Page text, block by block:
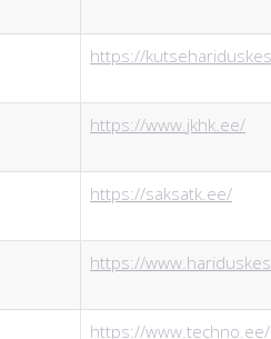
https://
https://www.jkhk.ee/
https://saksatk.ee/
https://
https://www.techno.ee/